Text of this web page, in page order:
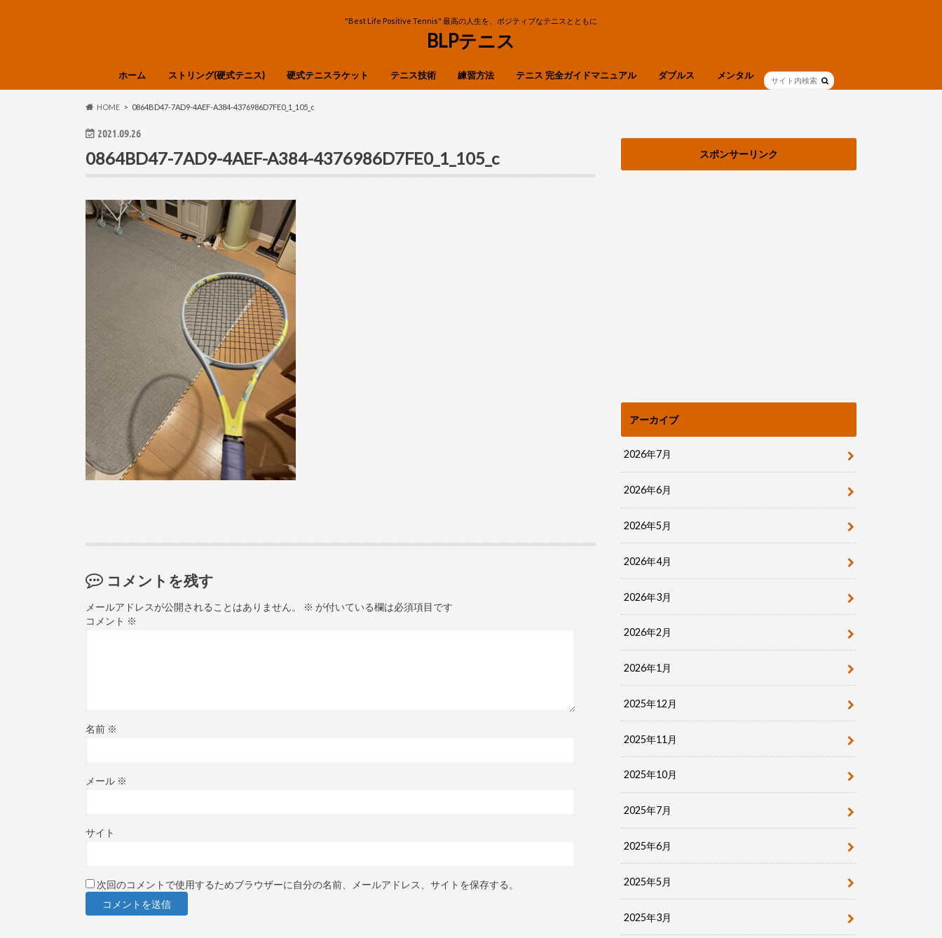
"Best Life Positive Tennis" 最高の人生を、ポジティブなテニスとともに
BLPテニス
ホーム ストリング(硬式テニス) 硬式テニスラケット テニス技術 練習方法 テニス 完全ガイドマニュアル ダブルス メンタル
HOME 0864BD47-7AD9-4AEF-A384-4376986D7FE0_1_105_c
2021.09.26
0864BD47-7AD9-4AEF-A384-4376986D7FE0_1_105_c
コメントを残す
メールアドレスが公開されることはありません。 ※ が付いている欄は必須項目です
コメント ※
名前 ※
メール ※
サイト
次回のコメントで使用するためブラウザーに自分の名前、メールアドレス、サイトを保存する。
スポンサーリンク
アーカイブ
2026年7月
2026年6月
2026年5月
2026年4月
2026年3月
2026年2月
2026年1月
2025年12月
2025年11月
2025年10月
2025年7月
2025年6月
2025年5月
2025年3月